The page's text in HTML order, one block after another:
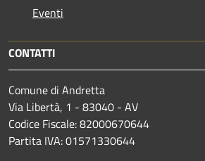
Eventi
CONTATTI
Comune di Andretta
Via Libertà, 1 - 83040 - AV
Codice Fiscale: 82000670644
Partita IVA: 01571330644